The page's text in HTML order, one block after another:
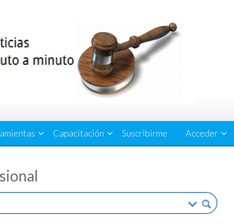
Capacitación Suscribirme Acceder